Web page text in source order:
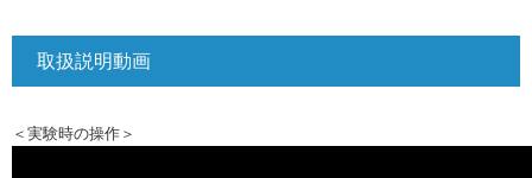
取扱説明動画
＜実験時の操作＞